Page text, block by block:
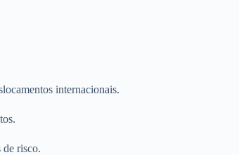
internacionais.
de risco.